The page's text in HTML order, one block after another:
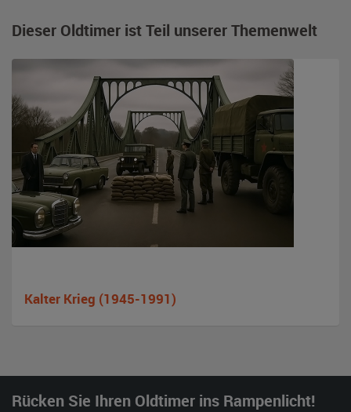
Dieser Oldtimer ist Teil unserer Themenwelt
Kalter Krieg (1945-1991)
Rücken Sie Ihren Oldtimer ins Rampenlicht!